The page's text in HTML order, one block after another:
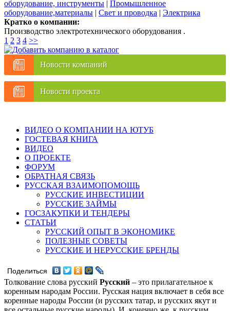
оборудование, инструменты | Промышленное
оборудование,материалы | Свет и проводка | Электрика
Кратко о компании:
Производство электротехнического оборудования .
1 2 3 4 >>
Новости компаний
Новости проекта
ВИДЕО О КОМПАНИИ НА ЮТУБ
ГОСТЕВАЯ КНИГА
ВИДЕО
О ПРОЕКТЕ
ФОРУМ
ОБРАТНАЯ СВЯЗЬ
РУССКАЯ ВЗАИМОПОМОЩЬ
РУССКИЕ ИНВЕСТИЦИИ
РУССКИЕ ЗАЙМЫ
ГОСЗАКУПКИ И ТЕНДЕРЫ
СТАТЬИ
РУССКИЙ ОПЫТ В ЭКОНОМИКЕ
ПОЛЕЗНЫЕ СОВЕТЫ
РУССКИЕ И НЕРУССКИЕ БРЕНДЫ
Поделиться
Толкование слова русский Русский – это прилагательное к
коренным народам России. Русская нация включает в себя все
коренные народы России (и русских татар, и русских якут и